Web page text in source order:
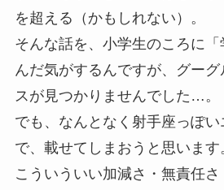
を超える（かもしれない）。
そんな話を、小学生のころに
んだ気がするんですが、グー
スが見つかりませんでした…。
でも、なんとなく射手座っぽ
で、載せてしまおうと思います
こういういい加減さ・無責任